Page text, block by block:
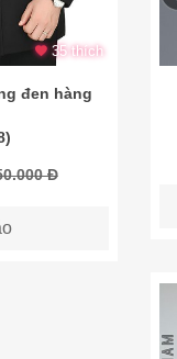
35 thích
đen hàng
Đ